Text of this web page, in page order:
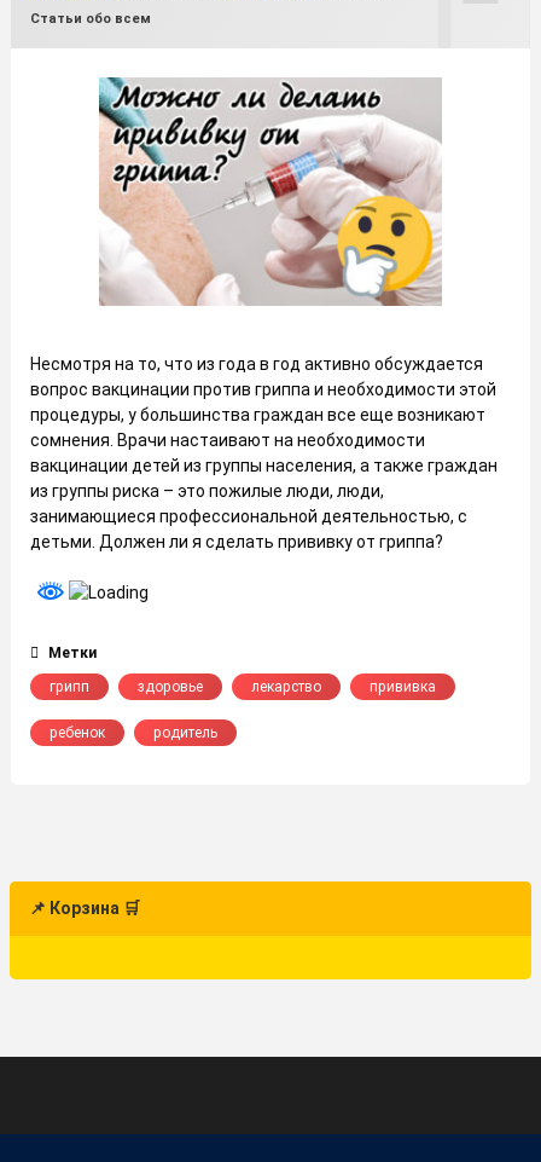
Рубрики:
Статьи обо всем
Несмотря на то, что из года в год активно обсуждается
вопрос вакцинации против гриппа и необходимости этой
процедуры, у большинства граждан все еще возникают
сомнения. Врачи настаивают на необходимости
вакцинации детей из группы населения, а также граждан
из группы риска – это пожилые люди, люди,
занимающиеся профессиональной деятельностью, с
детьми. Должен ли я сделать прививку от гриппа?
Метки
грипп
здоровье лекарство прививка
ребенок родитель
📌 Корзина 🛒